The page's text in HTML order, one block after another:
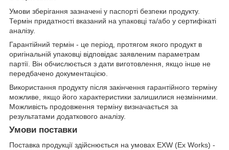
Умови зберігання зазначені у паспорті безпеки продукту.
Термін придатності вказаний на упаковці та/або у сертифікаті
аналізу.
Гарантійний термін - це період, протягом якого продукт в
оригінальній упаковці відповідає заявленим параметрам
партії. Він обчислюється з дати виготовлення, якщо інше не
передбачено документацією.
Використання продукту після закінчення гарантійного терміну
можливе, якщо його характеристики залишилися незмінними.
Можливість продовження терміну визначається за
результатами додаткового аналізу.
Умови поставки
Поставка продукції здійснюється на умовах EXW (Ex Works) -